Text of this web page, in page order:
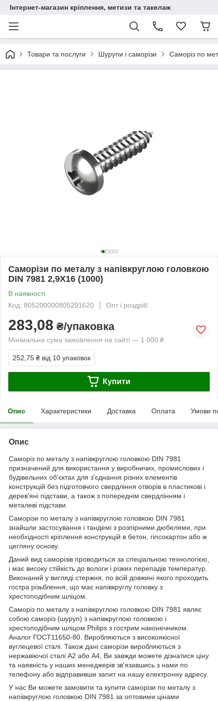
Інтернет-магазин кріплення, метизи та такелаж
Товари та послуги Шурупи і саморізи Саморіз по
Саморізи по металу з напівкруглою головкою
DIN 7981 2,9Х16 (1000)
В наявності
Код: 805200000805291620
Опт і роздріб
283,08 ₴/упаковка
Мінімальна сума замовлення на сайті — 1 000 ₴
252,75 ₴ від 10 упаковок
Купити
Опис Характеристики Доставка Оплата Умови
Опис
Саморіз по металу з напівкруглою головкою DIN 7981
призначений для використання у виробничих, промислових і
будівельних об'єктах для з'єднання різних елементів
конструкцій без підготовчого свердління отворів в пластикові і
дерев'яні підстави, а також з попереднім свердлінням і
металеві підстави.
Саморізи по металу з напівкруглою головкою DIN 7981
знайшли застосування і тандемі з розпірними дюбелями, при
необхідності кріплення конструкцій в бетон, гіпсокартон або ж
цегляну основу.
Даний вид саморізів проводиться за спеціальною технологією,
і має високу стійкість до вологи і різких перепадів температур.
Виконаний у вигляді стержня, по всій довжині якого проходить
гостра різьблення, що має напівкруглу головку з
хрестоподібним шліцом.
Саморіз по металу з напівкруглою головкою DIN 7981 являє
собою саморіз (шуруп) з напівкруглою головкою і
хрестоподібним шліцом Philips з гострим наконечником.
Аналог ГОСТ11650-80. Виробляються з високоякісної
вуглецевої сталі. Також дані саморізи виробляються з
нержавіючої сталі А2 або А4, Ви завжди можете дізнатися ціну
та наявність у наших менеджерів зв'язавшись з нами по
телефону або відправивши запит на нашу електронну адресу.
У нас Ви можете замовити та купити саморізи по металу з
напівкруглою головкою DIN 7981 за оптовими цінами